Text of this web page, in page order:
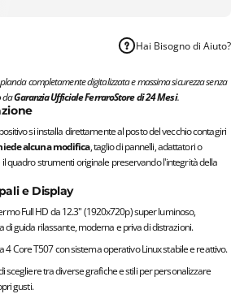
Hai Bisogno di Aiuto?
completamente digitalizzata e massima sicurezza senza
daGaranzia Ufficiale FerraroStore di 24 Mesi.
si installa direttamente al posto del vecchio contagiri
alcuna modifica, taglio di pannelli, adattatori o
quadro strumenti originale preservando l'integrità della
e Display
Full HD da 12.3" (1920x720p) super luminoso,
guida rilassante, moderna e priva di distrazioni.
4 Core T507 con sistema operativo Linux stabile e reattivo.
scegliere tra diverse grafiche e stili per personalizzare
gusti.